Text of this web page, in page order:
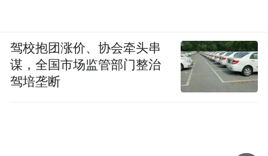
驾校抱团涨价、协会牵头串
谋，全国市场监管部门整治
驾培垄断